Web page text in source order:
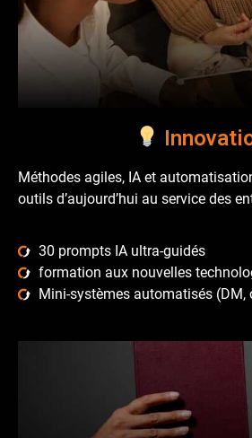
Méthodes agiles, IA et
outils d’aujourd’hui au service des
30 prompts IA ultra-guidés
formation aux nouvelles
Mini-systèmes automatisés (DM,